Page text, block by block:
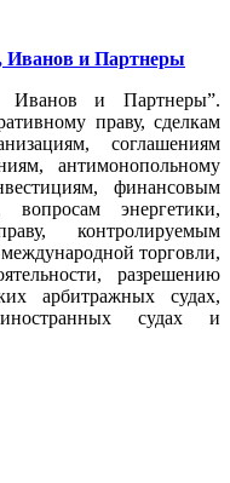
Иванов и Партнеры
Иванов и Партнеры”.
праву, сделкам
соглашениям
антимонопольному
финансовым
энергетики,
контролируемым
торговли,
разрешению
арбитражных судах,
судах и